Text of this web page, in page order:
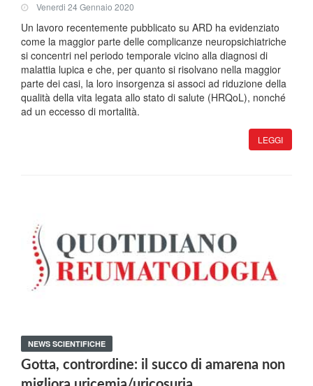
Venerdi 24 Gennaio 2020
Un lavoro recentemente pubblicato su ARD ha evidenziato
come la maggior parte delle complicanze neuropsichiatriche
si concentri nel periodo temporale vicino alla diagnosi di
malattia lupica e che, per quanto si risolvano nella maggior
parte dei casi, la loro insorgenza si associ ad riduzione della
qualità della vita legata allo stato di salute (HRQoL), nonché
ad un eccesso di mortalità.
LEGGI
NEWS SCIENTIFICHE
Gotta, contrordine: il succo di amarena non